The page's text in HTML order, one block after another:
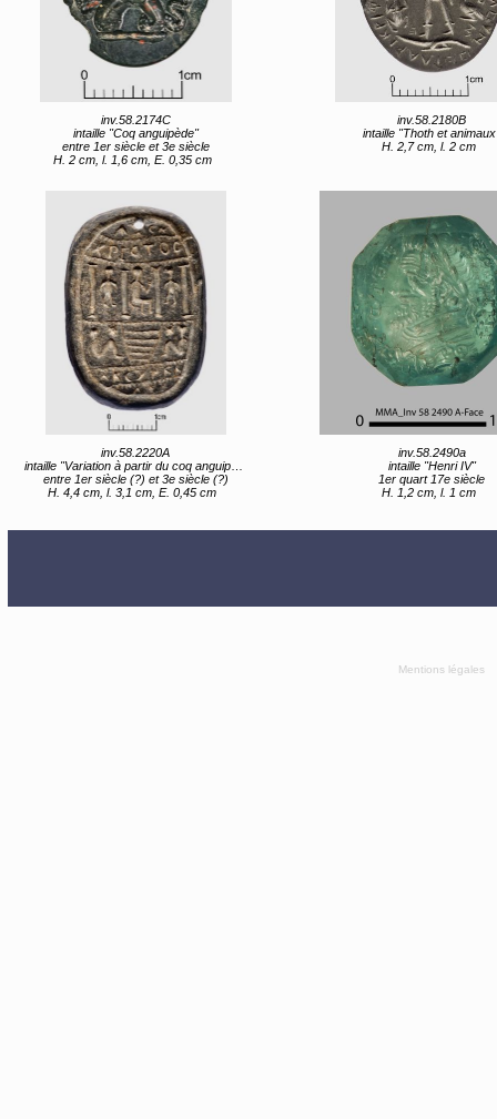
inv.58.2174C
intaille "Coq anguipède"
entre 1er siècle et 3e siècle
H. 2 cm, l. 1,6 cm, E. 0,35 cm
inv.58.2180B
intaille "Thoth et
H. 2,7 cm, l. 2 cm
inv.58.2220A
intaille "Variation à partir du coq anguipède"
entre 1er siècle (?) et 3e siècle (?)
H. 4,4 cm, l. 3,1 cm, E. 0,45 cm
inv.58.2490a
intaille "Henri IV"
1er quart 17e siècle
H. 1,2 cm, l. 1 cm
Mentions légales